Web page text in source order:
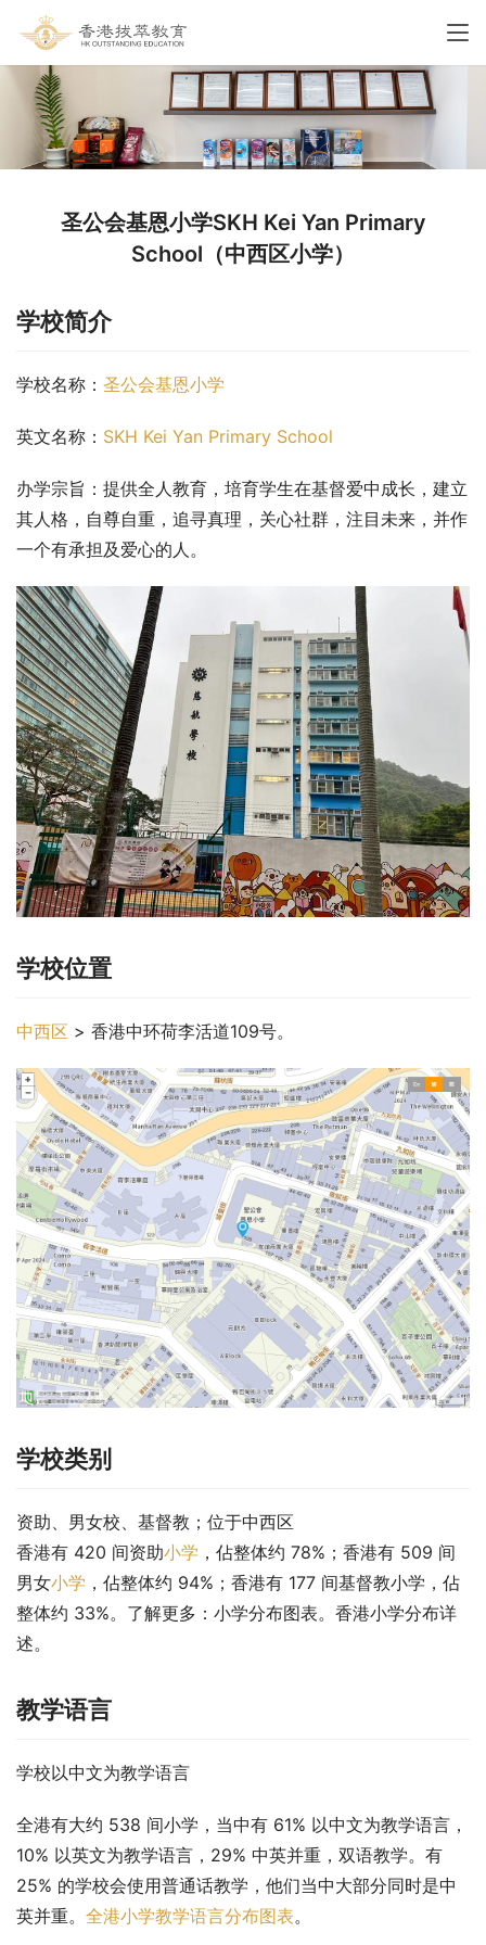
圣公会基恩小学SKH Kei Yan Primary
School（中西区小学）
学校简介
学校名称： 圣公会基恩小学
英文名称： SKH Kei Yan Primary School
办学宗旨：提供全人教育，培育学生在基督爱中成长，建立
其人格，自尊自重，追寻真理，关心社群，注目未来，并作
一个有承担及爱心的人。
学校位置
中西区 > 香港中环荷李活道109号。
学校类别
资助、男女校、基督教；位于中西区
香港有 420 间资助小学 ，佔整体约 78%；香港有 509 间
男女小学 ，佔整体约 94%；香港有 177 间基督教小学，佔
整体约 33%。了解更多：小学分布图表。香港小学分布详
述。
教学语言
学校以中文为教学语言
全港有大约 538 间小学，当中有 61% 以中文为教学语言，
10% 以英文为教学语言，29% 中英并重，双语教学。有
25% 的学校会使用普通话教学，他们当中大部分同时是中
英并重。 全港小学教学语言分布图表。